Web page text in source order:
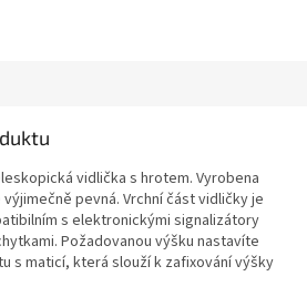
vidlička s hrotem. Vyrobena
pevná. Vrchní část vidličky je
s elektronickými signalizátory
Požadovanou výšku nastavíte
s maticí, která slouží k zafixování výšky